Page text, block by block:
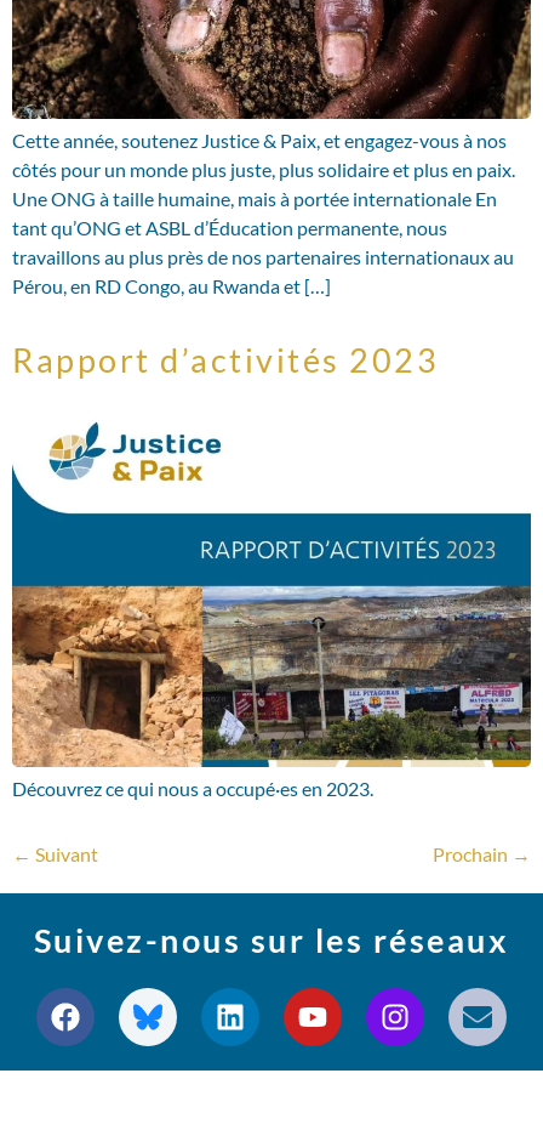
Cette année, soutenez Justice & Paix, et engagez-vous à nos
côtés pour un monde plus juste, plus solidaire et plus en paix.
Une ONG à taille humaine, mais à portée internationale En
tant qu’ONG et ASBL d’Éducation permanente, nous
travaillons au plus près de nos partenaires internationaux au
Pérou, en RD Congo, au Rwanda et […]
Rapport d’activités 2023
Découvrez ce qui nous a occupé·es en 2023.
← Suivant Prochain →
Suivez-nous sur les réseaux